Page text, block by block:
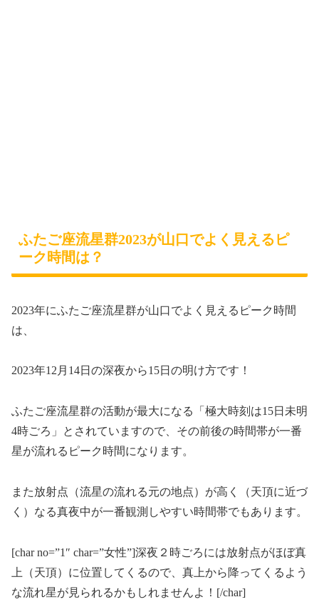
ふたご座流星群2023が山口でよく見えるピ
ーク時間は？
2023年にふたご座流星群が山口でよく見えるピーク時間
は、
2023年12月14日の深夜から15日の明け方です！
ふたご座流星群の活動が最大になる「極大時刻は15日未明
4時ごろ」とされていますので、その前後の時間帯が一番
星が流れるピーク時間になります。
また放射点（流星の流れる元の地点）が高く（天頂に近づ
く）なる真夜中が一番観測しやすい時間帯でもあります。
[char no=”1″ char=”女性”]深夜２時ごろには放射点がほぼ真
上（天頂）に位置してくるので、真上から降ってくるよう
な流れ星が見られるかもしれませんよ！[/char]